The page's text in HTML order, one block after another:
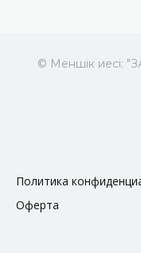
© Меншік иесі:
Политика
Оферта